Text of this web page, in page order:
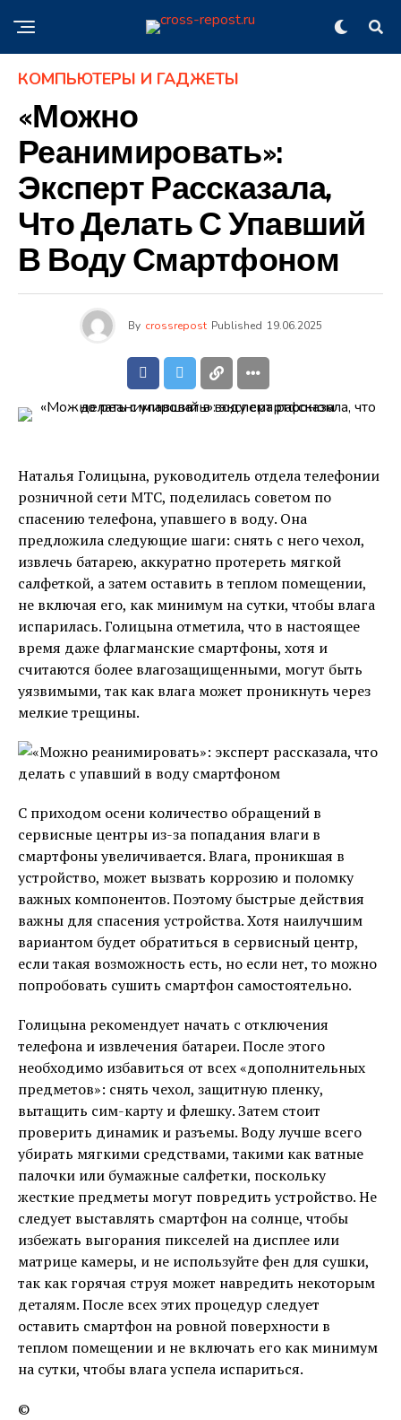
КОМПЬЮТЕРЫ И ГАДЖЕТЫ
«Можно
Реанимировать»:
Эксперт Рассказала,
Что Делать С Упавший
В Воду Смартфоном
By crossrepost Published 19.06.2025
Наталья Голицына, руководитель отдела телефонии
розничной сети МТС, поделилась советом по
спасению телефона, упавшего в воду. Она
предложила следующие шаги: снять с него чехол,
извлечь батарею, аккуратно протереть мягкой
салфеткой, а затем оставить в теплом помещении,
не включая его, как минимум на сутки, чтобы влага
испарилась. Голицына отметила, что в настоящее
время даже флагманские смартфоны, хотя и
считаются более влагозащищенными, могут быть
уязвимыми, так как влага может проникнуть через
мелкие трещины.
С приходом осени количество обращений в
сервисные центры из-за попадания влаги в
смартфоны увеличивается. Влага, проникшая в
устройство, может вызвать коррозию и поломку
важных компонентов. Поэтому быстрые действия
важны для спасения устройства. Хотя наилучшим
вариантом будет обратиться в сервисный центр,
если такая возможность есть, но если нет, то можно
попробовать сушить смартфон самостоятельно.
Голицына рекомендует начать с отключения
телефона и извлечения батареи. После этого
необходимо избавиться от всех «дополнительных
предметов»: снять чехол, защитную пленку,
вытащить сим-карту и флешку. Затем стоит
проверить динамик и разъемы. Воду лучше всего
убирать мягкими средствами, такими как ватные
палочки или бумажные салфетки, поскольку
жесткие предметы могут повредить устройство. Не
следует выставлять смартфон на солнце, чтобы
избежать выгорания пикселей на дисплее или
матрице камеры, и не используйте фен для сушки,
так как горячая струя может навредить некоторым
деталям. После всех этих процедур следует
оставить смартфон на ровной поверхности в
теплом помещении и не включать его как минимум
на сутки, чтобы влага успела испариться.
©